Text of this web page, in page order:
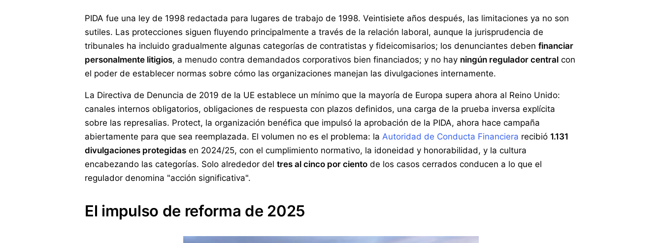
PIDA fue una ley de 1998 redactada para lugares de trabajo de 1998. Veintisiete años después, las limitaciones ya no son
sutiles. Las protecciones siguen fluyendo principalmente a través de la relación laboral, aunque la jurisprudencia de
tribunales ha incluido gradualmente algunas categorías de contratistas y fideicomisarios; los denunciantes deben financiar
personalmente litigios, a menudo contra demandados corporativos bien financiados; y no hay ningún regulador central con
el poder de establecer normas sobre cómo las organizaciones manejan las divulgaciones internamente.
La Directiva de Denuncia de 2019 de la UE establece un mínimo que la mayoría de Europa supera ahora al Reino Unido:
canales internos obligatorios, obligaciones de respuesta con plazos definidos, una carga de la prueba inversa explícita
sobre las represalias. Protect, la organización benéfica que impulsó la aprobación de la PIDA, ahora hace campaña
abiertamente para que sea reemplazada. El volumen no es el problema: la Autoridad de Conducta Financiera recibió 1.131
divulgaciones protegidas en 2024/25, con el cumplimiento normativo, la idoneidad y honorabilidad, y la cultura
encabezando las categorías. Solo alrededor del tres al cinco por ciento de los casos cerrados conducen a lo que el
regulador denomina "acción significativa".
El impulso de reforma de 2025